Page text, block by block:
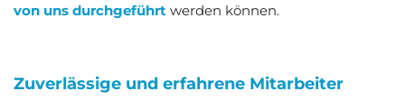
von uns durchgeführt werden können.
Zuverlässige und erfahrene Mitarbeiter